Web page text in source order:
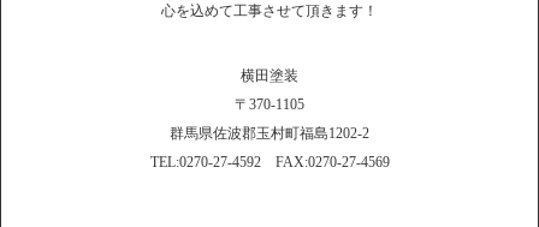
心を込めて工事させて頂きます！
横田塗装
〒370-1105
群馬県佐波郡玉村町福島1202-2
TEL:0270-27-4592 FAX:0270-27-4569